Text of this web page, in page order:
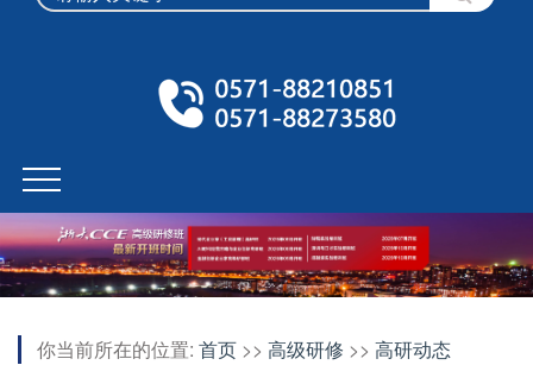
你当前所在的位置: 首页 >> 高级研修 >> 高研动态